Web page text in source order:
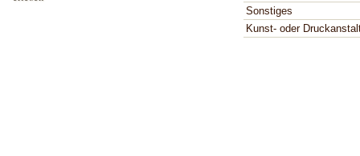
Sonstiges
Kunst- oder